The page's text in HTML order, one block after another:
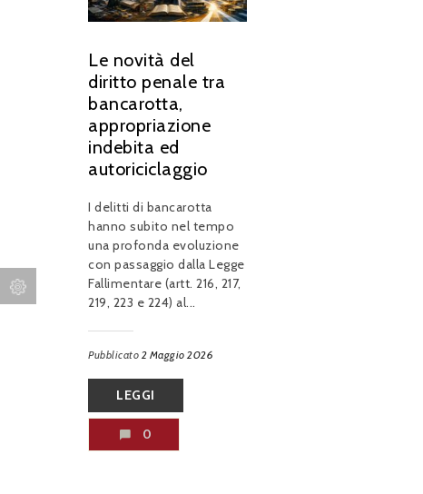
Le novità del
diritto penale tra
bancarotta,
appropriazione
indebita ed
autoriciclaggio
I delitti di bancarotta
hanno subito nel tempo
una profonda evoluzione
con passaggio dalla Legge
Fallimentare (artt. 216, 217,
219, 223 e 224) al...
Pubblicato 2 Maggio 2026
LEGGI
0